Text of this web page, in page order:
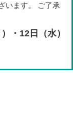
います。 ご了承
・12日（水）